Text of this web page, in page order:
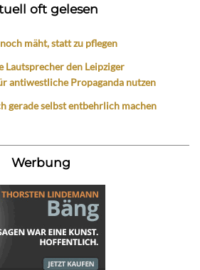
oft gelesen
mäht, statt zu pflegen
Lautsprecher den Leipziger
antiwestliche Propaganda nutzen
gerade selbst entbehrlich machen
Werbung